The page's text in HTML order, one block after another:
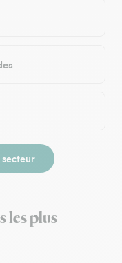
secteur
les plus